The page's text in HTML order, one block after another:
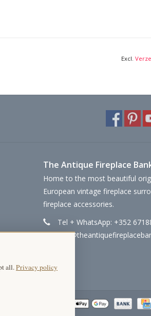
Excl.
The Antique Fireplace
Home to the most beautiful
European vintage fireplace
fireplace accessories.
Tel + WhatsApp: +352
all.Privacy policy